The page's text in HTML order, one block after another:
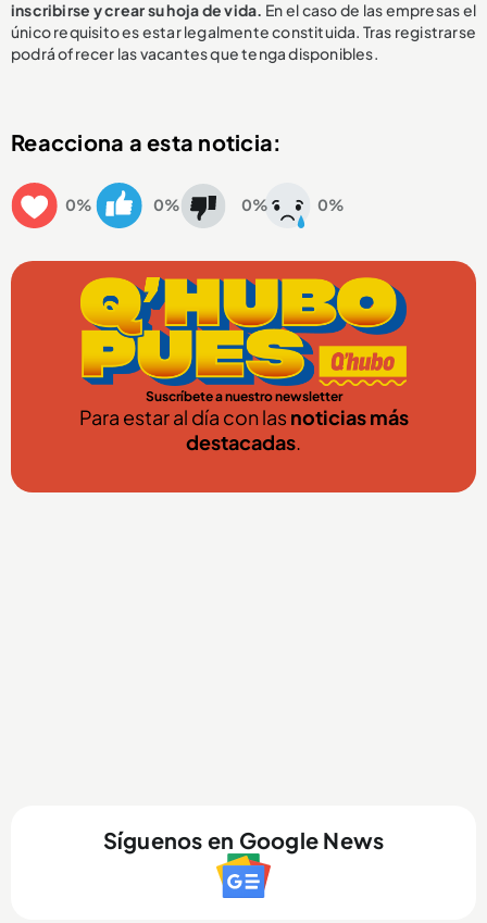
inscribirse y crear su hoja de vida. En el caso de las empresas el
único requisito es estar legalmente constituida. Tras registrarse
podrá ofrecer las vacantes que tenga disponibles.
Reacciona a esta noticia:
0% 0% 0% 0%
Suscríbete a nuestro newsletter
Para estar al día con lasnoticias más
destacadas.
Síguenos en Google News